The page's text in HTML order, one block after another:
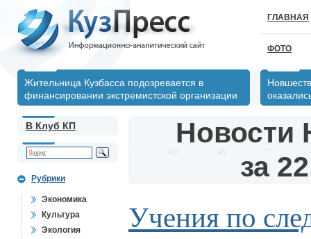
ГЛАВНАЯ
ФОТО
Жительница Кузбасса подозревается в
финансировании экстремистской организации
В Клуб КП
Рубрики
Экономика
Культура
Экология
Новости
за
Учения по